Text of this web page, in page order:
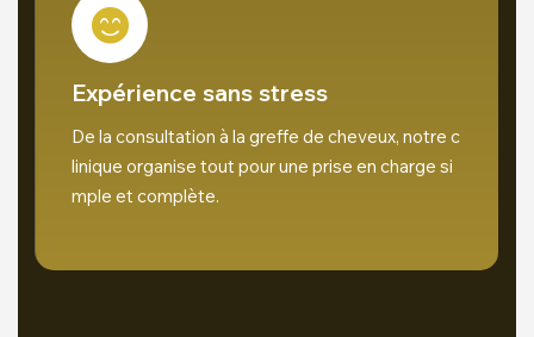
Expérience sans stress
De la consultation à la greffe de cheveux, notre c
linique organise tout pour une prise en charge si
mple et complète.